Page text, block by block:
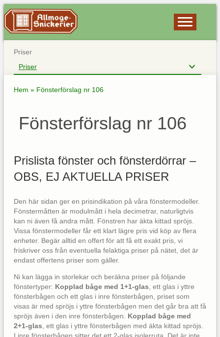
Priser
Priser
Hem » Fönsterförslag nr 106
Fönsterförslag nr 106
Prislista fönster och fönsterdörrar –
OBS, EJ AKTUELLA PRISER
Den här sidan ger en prisindikation på våra fönstermodeller.
Fönstermåtten är modulmått i hela decimetrar, naturligtvis
kan ni även få andra mått. Fönstren har äkta kittad spröjs.
Vissa fönstermodeller får ett klart lägre pris vid köp av flera
enheter. Begär alltid en offert för att få ett exakt pris, vi
friskriver oss från eventuella felaktiga priser på nätet, det är
endast offertens priser som gäller.
Ni kan lägga in storlekar och beräkna priser på följande
fönstertyper: Kopplad båge med 1+1-glas , ett glas i yttre
fönsterbågen och ett glas i inre fönsterbågen, priset som
visas är med spröjs i yttre fönsterbågen men det går bra att få
spröjs även i den inre fönsterbågen. Kopplad båge med
2+1-glas , ett glas i yttre fönsterbågen med äkta kittad spröjs.